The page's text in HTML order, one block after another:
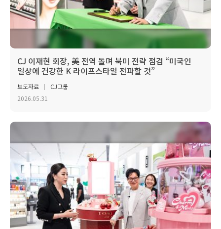
CJ 이재현 회장, 美 전역 돌며 북미 전략 점검 “미국인
일상에 건강한 K 라이프스타일 전파할 것”
보도자료
CJ그룹
2026.05.31